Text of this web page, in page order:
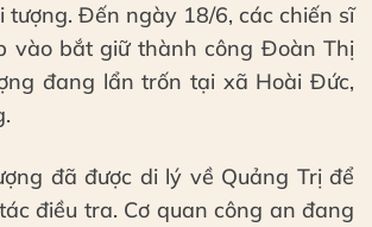
tượng. Đến ngày 18/6, các chiến sĩ
vào bắt giữ thành công Đoàn Thị
đang lẩn trốn tại xã Hoài Đức,
đã được di lý về Quảng Trị để
điều tra. Cơ quan công an đang